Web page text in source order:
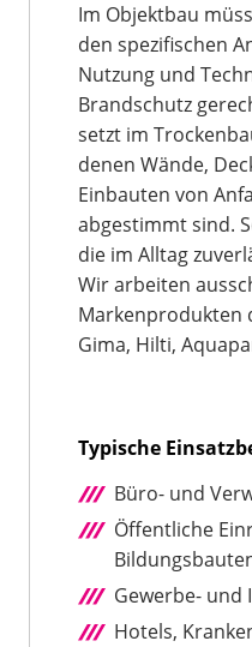
Im Objektbau
den spezifischen
Nutzung und
Brandschutz
setzt im
denen Wände,
Einbauten von
abgestimmt sind.
die im Alltag
Wir arbeiten
Markenprodukten
Gima, Hilti,
Typische
Büro- und
Öffentliche
Gewerbe-
Hotels,